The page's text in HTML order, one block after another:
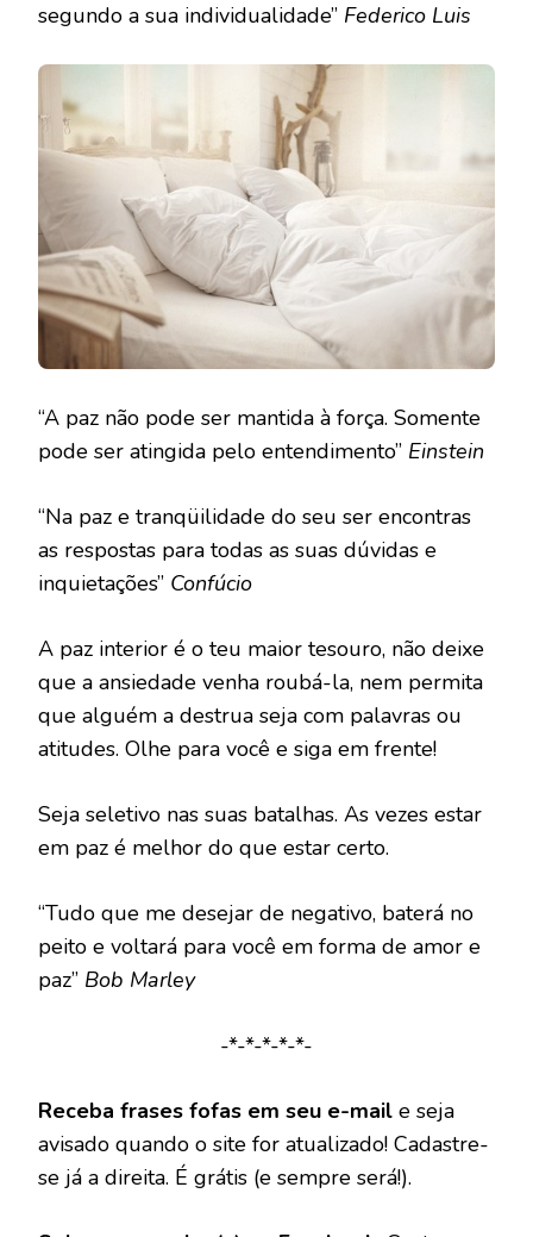
segundo a sua individualidade” Federico Luis
“A paz não pode ser mantida à força. Somente
pode ser atingida pelo entendimento” Einstein
“Na paz e tranqüilidade do seu ser encontras
as respostas para todas as suas dúvidas e
inquietações” Confúcio
A paz interior é o teu maior tesouro, não deixe
que a ansiedade venha roubá-la, nem permita
que alguém a destrua seja com palavras ou
atitudes. Olhe para você e siga em frente!
Seja seletivo nas suas batalhas. As vezes estar
em paz é melhor do que estar certo.
“Tudo que me desejar de negativo, baterá no
peito e voltará para você em forma de amor e
paz” Bob Marley
-*-*-*-*-*-
Receba frases fofas em seu e-mail e seja
avisado quando o site for atualizado! Cadastre-
se já a direita. É grátis (e sempre será!).